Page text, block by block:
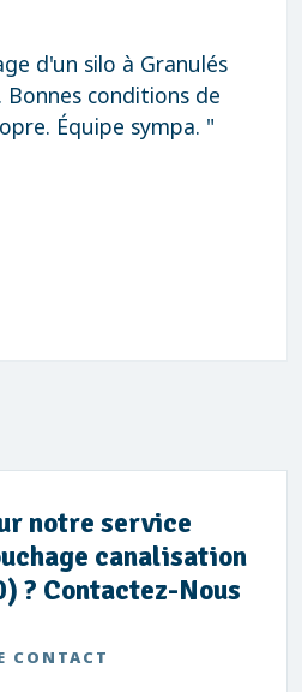
d'un silo à Granulés
conditions de
Équipe sympa. "
notre service
canalisation
? Contactez-Nous
CONTACT